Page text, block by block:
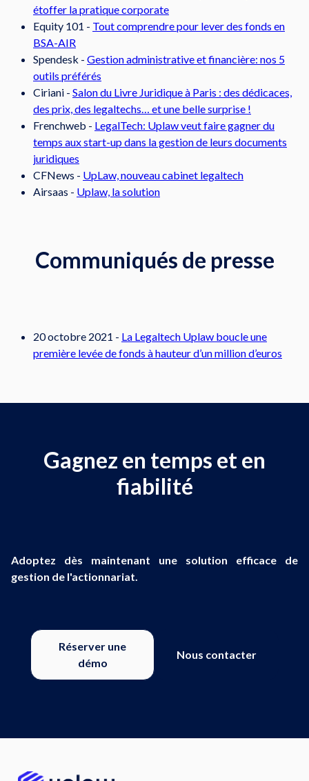
étoffer la pratique corporate
Equity 101 - Tout comprendre pour lever des fonds en
BSA-AIR
Spendesk - Gestion administrative et financière: nos 5
outils préférés
Ciriani - Salon du Livre Juridique à Paris : des dédicaces,
des prix, des legaltechs… et une belle surprise !
Frenchweb - LegalTech: Uplaw veut faire gagner du
temps aux start-up dans la gestion de leurs documents
juridiques
CFNews - UpLaw, nouveau cabinet legaltech
Airsaas - Uplaw, la solution
Communiqués de presse
20 octobre 2021 - La Legaltech Uplaw boucle une
première levée de fonds à hauteur d’un million d’euros
Gagnez en temps et en
fiabilité
Adoptez dès maintenant une solution efficace de
gestion de l'actionnariat.
Réserver une
démo
Nous contacter